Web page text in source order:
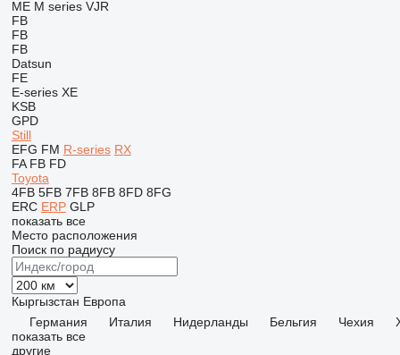
ME M series VJR
FB
FB
FB
Datsun
FE
E-series XE
KSB
GPD
Still
EFG FM R-series RX
FA FB FD
Toyota
4FB 5FB 7FB 8FB 8FD 8FG
ERC ERP GLP
показать все
Место расположения
Поиск по радиусу
Кыргызстан Европа
Германия
Италия Нидерланды Бельгия Чехия
показать все
другие